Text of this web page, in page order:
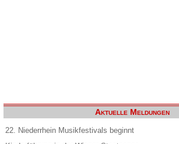
Aktuelle Meldungen
22. Niederrhein Musikfestivals beginnt